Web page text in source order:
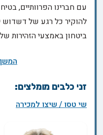
עם חברינו הפרוותיים,
להוקיר כל רגע של
ביטחון באמצעי הזהירות
זני כלבים מומלצים:
שי טסו / שיצו למכירה